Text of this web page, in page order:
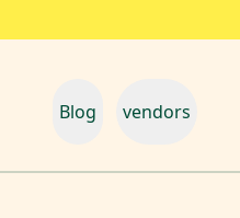
Blog vendors